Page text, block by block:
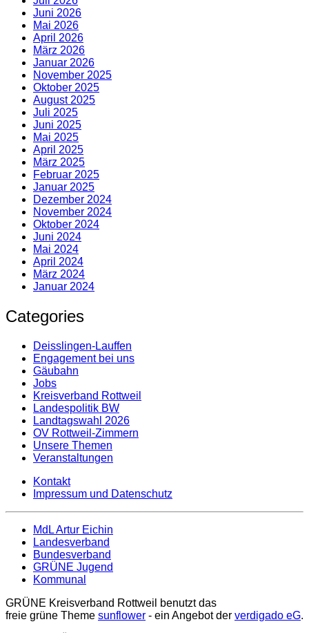
Juni 2026
Mai 2026
April 2026
März 2026
Januar 2026
November 2025
Oktober 2025
August 2025
Juli 2025
Juni 2025
Mai 2025
April 2025
März 2025
Februar 2025
Januar 2025
Dezember 2024
November 2024
Oktober 2024
Juni 2024
Mai 2024
April 2024
März 2024
Januar 2024
Categories
Deisslingen-Lauffen
Engagement bei uns
Gäubahn
Jobs
Kreisverband Rottweil
Landespolitik BW
Landtagswahl 2026
OV Rottweil-Zimmern
Unsere Themen
Veranstaltungen
Kontakt
Impressum und Datenschutz
MdL Artur Eichin
Landesverband
Bundesverband
GRÜNE Jugend
Kommunal
GRÜNE Kreisverband Rottweil benutzt das
freie grüne Theme sunflower ‐ ein Angebot der verdigado eG.